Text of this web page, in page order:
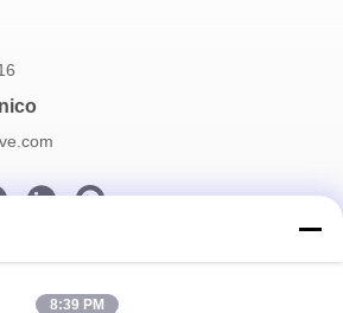
para obtener descuentos y más.
8:39 PM